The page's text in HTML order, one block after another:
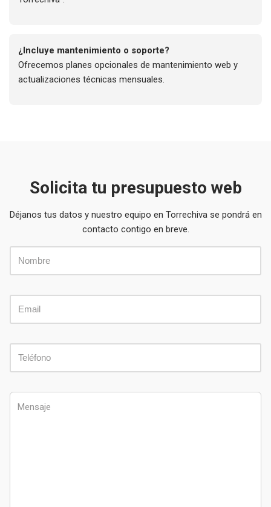
¿Incluye mantenimiento o soporte?
Ofrecemos planes opcionales de mantenimiento web y
actualizaciones técnicas mensuales.
Solicita tu presupuesto web
Déjanos tus datos y nuestro equipo en Torrechiva se pondrá en
contacto contigo en breve.